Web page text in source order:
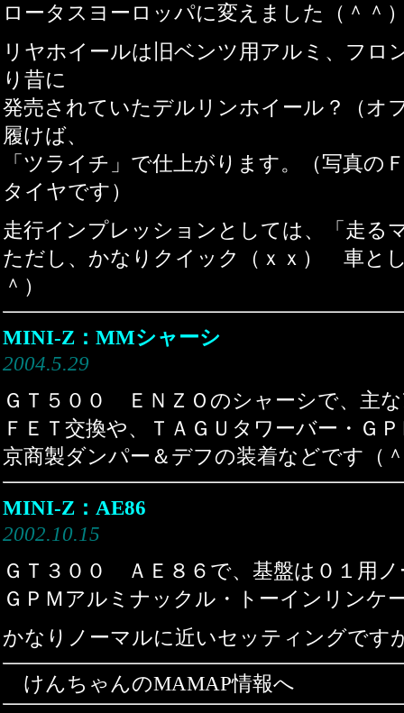
ロータスヨーロッパに変えました（＾＾
リヤホイールは旧ベンツ用アルミ、フロ
り昔に
発売されていたデルリンホイール？（オ
履けば、
「ツライチ」で仕上がります。（写真の
タイヤです）
走行インプレッションとしては、「走る
ただし、かなりクイック（ｘｘ） 車と
＾）
MINI-Z：MMシャーシ
2004.5.29
ＧＴ５００ ＥＮＺＯのシャーシで、主
ＦＥＴ交換や、ＴＡＧＵタワーバー・Ｇ
京商製ダンパー＆デフの装着などです（
MINI-Z：AE86
2002.10.15
ＧＴ３００ ＡＥ８６で、基盤は０１用
ＧＰＭアルミナックル・トーインリンケ
かなりノーマルに近いセッティングです
けんちゃんのMAMAP情報へ